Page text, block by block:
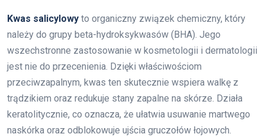
Kwas salicylowy to organiczny związek chemiczny, który
należy do grupy beta-hydroksykwasów (BHA). Jego
wszechstronne zastosowanie w kosmetologii i dermatologii
jest nie do przecenienia. Dzięki właściwościom
przeciwzapalnym, kwas ten skutecznie wspiera walkę z
trądzikiem oraz redukuje stany zapalne na skórze. Działa
keratolitycznie, co oznacza, że ułatwia usuwanie martwego
naskórka oraz odblokowuje ujścia gruczołów łojowych.